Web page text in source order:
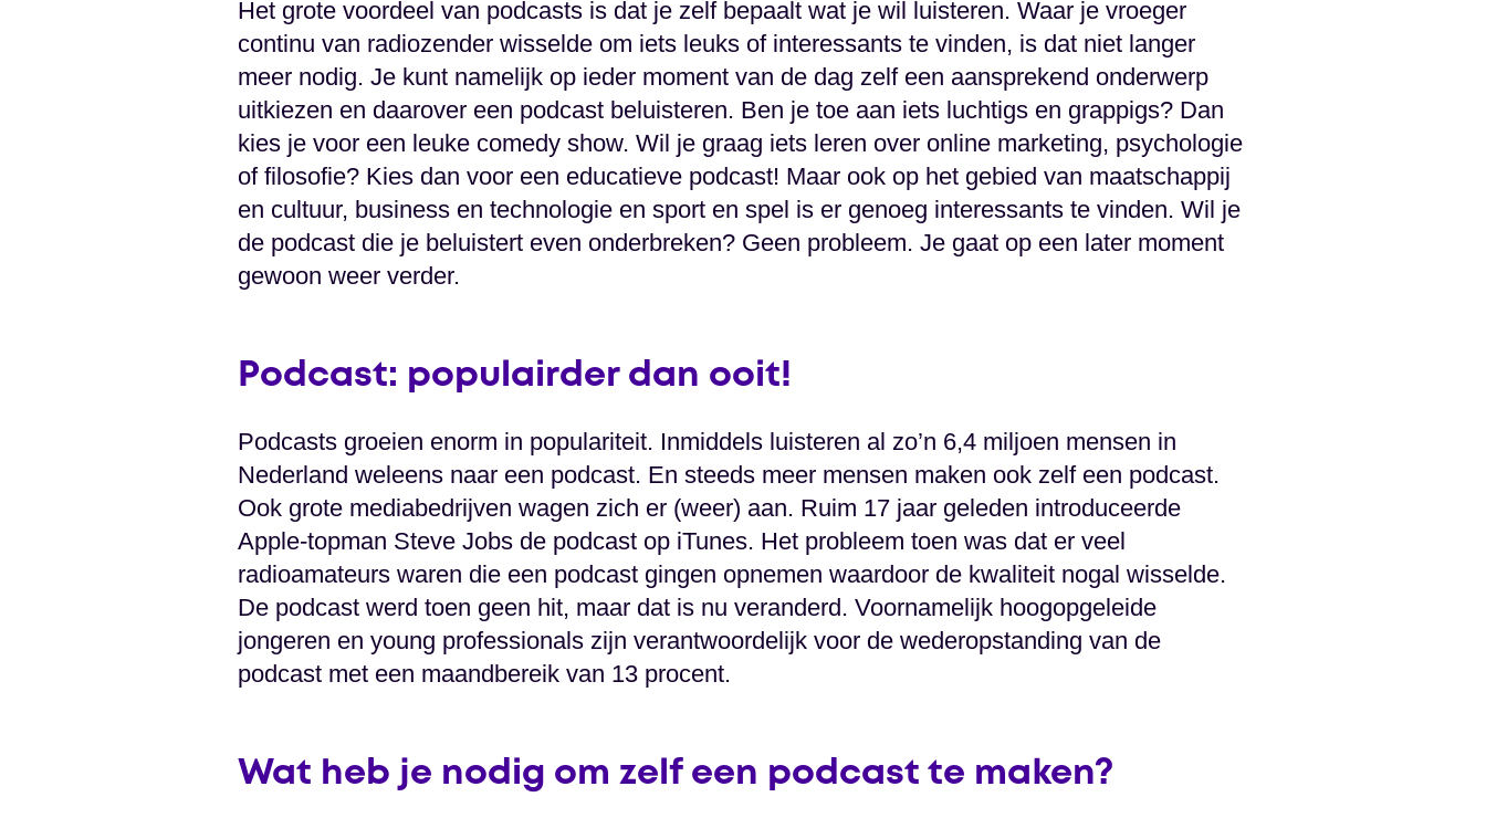
Het grote voordeel van podcasts is dat je zelf bepaalt wat je wil luisteren. Waar je vroeger
continu van radiozender wisselde om iets leuks of interessants te vinden, is dat niet langer
meer nodig. Je kunt namelijk op ieder moment van de dag zelf een aansprekend onderwerp
uitkiezen en daarover een podcast beluisteren. Ben je toe aan iets luchtigs en grappigs? Dan
kies je voor een leuke comedy show. Wil je graag iets leren over online marketing, psychologie
of filosofie? Kies dan voor een educatieve podcast! Maar ook op het gebied van maatschappij
en cultuur, business en technologie en sport en spel is er genoeg interessants te vinden. Wil je
de podcast die je beluistert even onderbreken? Geen probleem. Je gaat op een later moment
gewoon weer verder.
Podcast: populairder dan ooit!
Podcasts groeien enorm in populariteit. Inmiddels luisteren al zo’n 6,4 miljoen mensen in
Nederland weleens naar een podcast. En steeds meer mensen maken ook zelf een podcast.
Ook grote mediabedrijven wagen zich er (weer) aan. Ruim 17 jaar geleden introduceerde
Apple-topman Steve Jobs de podcast op iTunes. Het probleem toen was dat er veel
radioamateurs waren die een podcast gingen opnemen waardoor de kwaliteit nogal wisselde.
De podcast werd toen geen hit, maar dat is nu veranderd. Voornamelijk hoogopgeleide
jongeren en young professionals zijn verantwoordelijk voor de wederopstanding van de
podcast met een maandbereik van 13 procent.
Wat heb je nodig om zelf een podcast te maken?